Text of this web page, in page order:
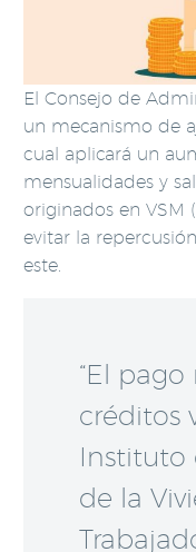
El Consejo de
un mecanismo de
cual aplicará un
mensualidades y
originados en VSM
evitar la
este.
“El
créditos
Instituto
de la